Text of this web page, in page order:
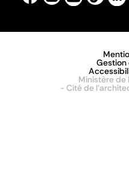
Gestion
Ministère de
- Cité de